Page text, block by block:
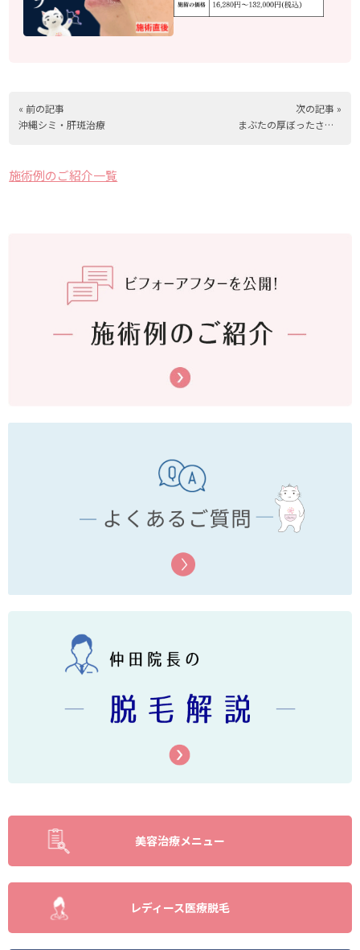
« 前の記事
沖縄シミ・肝斑治療
次の記事 »
まぶたの厚ぼったさがスッキリ！【ハイフシャワー】
施術例のご紹介一覧
美容治療メニュー
レディース医療脱毛